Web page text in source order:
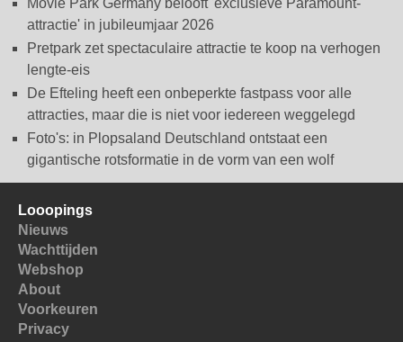
Movie Park Germany belooft 'exclusieve Paramount-
attractie' in jubileumjaar 2026
Pretpark zet spectaculaire attractie te koop na verhogen
lengte-eis
De Efteling heeft een onbeperkte fastpass voor alle
attracties, maar die is niet voor iedereen weggelegd
Foto's: in Plopsaland Deutschland ontstaat een
gigantische rotsformatie in de vorm van een wolf
Looopings
Nieuws
Wachttijden
Webshop
About
Voorkeuren
Privacy